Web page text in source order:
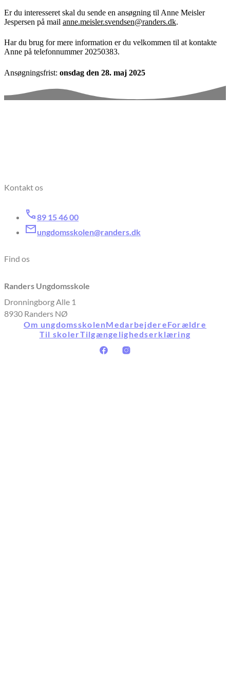
Er du interesseret skal du sende en ansøgning til Anne Meisler
Jespersen på mail anne.meisler.svendsen@randers.dk.
Har du brug for mere information er du velkommen til at kontakte
Anne på telefonnummer 20250383.
Ansøgningsfrist: onsdag den 28. maj 2025
Kontakt os
89 15 46 00
ungdomsskolen@randers.dk
Find os
Randers Ungdomsskole
Dronningborg Alle 1
8930 Randers NØ
Om ungdomsskolenMedarbejdereForældre
Til skolerTilgængelighedserklæring